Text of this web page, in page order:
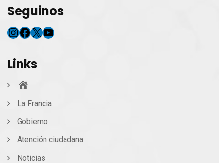
Seguinos
Instagram
Facebook
X YouTube
Links
La Francia
Gobierno
Atención ciudadana
Noticias